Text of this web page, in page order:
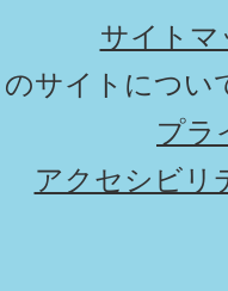
サイトマ
のサイトについ
プラ
アクセシビリ